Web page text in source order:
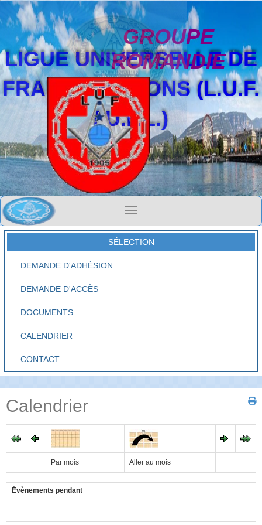
LIGUE UNIVERSELLE DE
FRANCS-MAÇONS (L.U.F.
/ U.F.L.)
GROUPE
ROMANDIE
SÉLECTION
DEMANDE D'ADHÉSION
DEMANDE D'ACCÈS
DOCUMENTS
CALENDRIER
CONTACT
Calendrier
Par mois Aller au mois
Évènements pendant